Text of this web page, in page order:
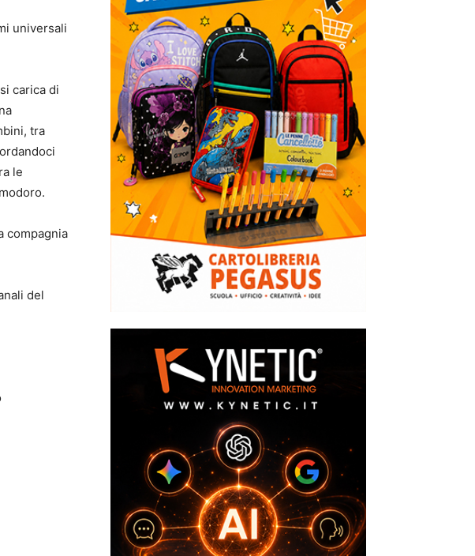
universali
si carica di
tra
le
compagnia
del